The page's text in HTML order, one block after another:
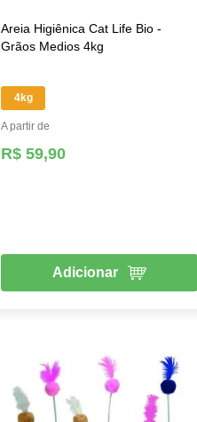
Areia Higiênica Cat Life Bio -
Grãos Medios 4kg
4kg
A partir de
R$ 59,90
Adicionar